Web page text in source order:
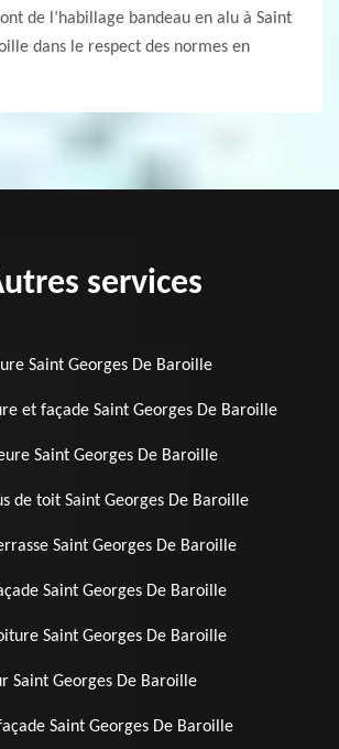
de l’habillage bandeau en alu à Saint
dans le respect des normes en
services
Saint Georges De Baroille
et façade Saint Georges De Baroille
Saint Georges De Baroille
de toit Saint Georges De Baroille
Saint Georges De Baroille
Saint Georges De Baroille
Saint Georges De Baroille
Saint Georges De Baroille
Saint Georges De Baroille